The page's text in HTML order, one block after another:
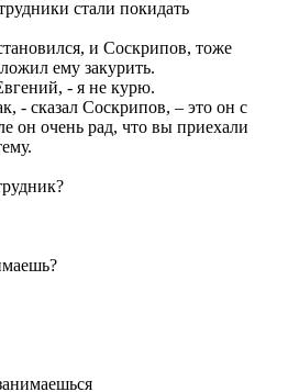
стали покидать
и Соскрипов, тоже
ему закурить.
- я не курю.
- сказал Соскрипов, – это он с
он очень рад, что вы приехали